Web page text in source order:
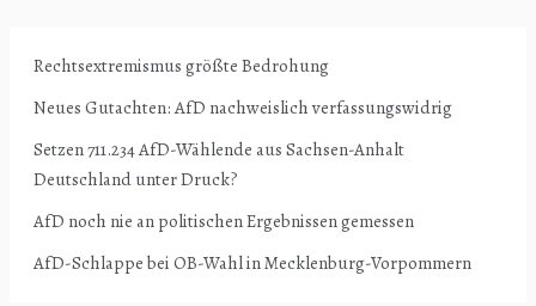
Rechtsextremismus größte Bedrohung
Neues Gutachten: AfD nachweislich verfassungswidrig
Setzen 711.234 AfD-Wählende aus Sachsen-Anhalt
Deutschland unter Druck?
AfD noch nie an politischen Ergebnissen gemessen
AfD-Schlappe bei OB-Wahl in Mecklenburg-Vorpommern